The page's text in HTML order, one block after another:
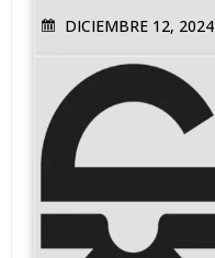
DICIEMBRE 12, 2024